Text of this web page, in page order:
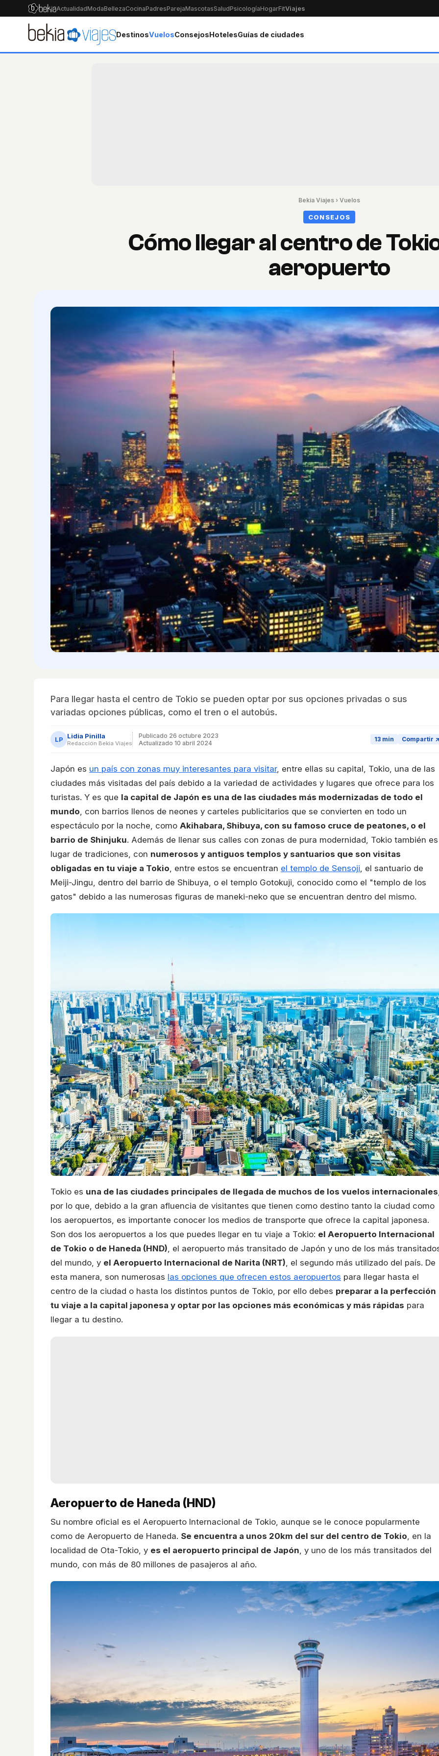
ActualidadModaBellezaCocinaPadresParejaMascotasSaludPsicologíaHogarFitViajes
DestinosVuelosConsejosHotelesGuías de ciudades
Bekia Viajes › Vuelos
CONSEJOS
Cómo llegar al centro de
aeropuerto
Para llegar hasta el centro de Tokio se pueden optar por sus opciones privadas o sus
variadas opciones públicas, como el tren o el autobús.
LP Lidia Pinilla
Redacción Bekia Viajes
Publicado 26 octubre 2023
Actualizado 10 abril 2024
13 min Compartir ↗
Japón es un país con zonas muy interesantes para visitar, entre ellas su capital, Tokio, una de las
ciudades más visitadas del país debido a la variedad de actividades y lugares que ofrece para los
turistas. Y es que la capital de Japón es una de las ciudades más modernizadas de todo el
mundo , con barrios llenos de neones y carteles publicitarios que se convierten en todo un
espectáculo por la noche, como Akihabara, Shibuya, con su famoso cruce de peatones, o el
barrio de Shinjuku. Además de llenar sus calles con zonas de pura modernidad, Tokio también es
lugar de tradiciones, con numerosos y antiguos templos y santuarios que son visitas
obligadas en tu viaje a Tokio , entre estos se encuentran el templo de Sensoji , el santuario de
Meiji-Jingu, dentro del barrio de Shibuya, o el templo Gotokuji, conocido como el "templo de los
gatos" debido a las numerosas figuras de maneki-neko que se encuentran dentro del mismo.
Tokio es una de las ciudades principales de llegada de muchos de los vuelos internacionales
por lo que, debido a la gran afluencia de visitantes que tienen como destino tanto la ciudad como
los aeropuertos, es importante conocer los medios de transporte que ofrece la capital japonesa.
Son dos los aeropuertos a los que puedes llegar en tu viaje a Tokio: el Aeropuerto Internacional
de Tokio o de Haneda (HND) , el aeropuerto más transitado de Japón y uno de los más
del mundo, y el Aeropuerto Internacional de Narita (NRT) , el segundo más utilizado del país. De
esta manera, son numerosas las opciones que ofrecen estos aeropuertos para llegar hasta el
centro de la ciudad o hasta los distintos puntos de Tokio, por ello debes preparar a la perfección
tu viaje a la capital japonesa y optar por las opciones más económicas y más rápidas para
llegar a tu destino.
Aeropuerto de Haneda (HND)
Su nombre oficial es el Aeropuerto Internacional de Tokio, aunque se le conoce popularmente
como de Aeropuerto de Haneda. Se encuentra a unos 20km del sur del centro de Tokio , en la
localidad de Ota-Tokio, y es el aeropuerto principal de Japón , y uno de los más transitados del
mundo, con más de 80 millones de pasajeros al año.